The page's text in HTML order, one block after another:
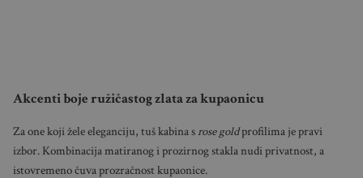
Akcenti boje ružičastog zlata za kupaonicu
Za one koji žele eleganciju, tuš kabina s rose goldprofilima je pravi
izbor. Kombinacija matiranog i prozirnog stakla nudi privatnost, a
istovremeno čuva prozračnost kupaonice.